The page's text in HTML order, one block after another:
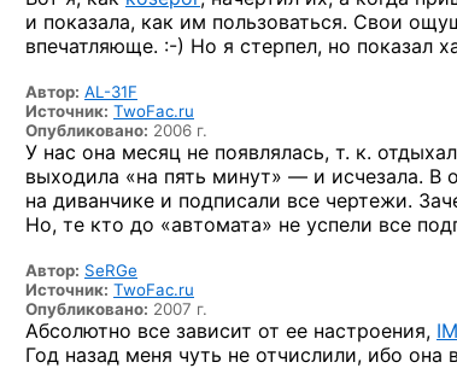
и показала, как им пользоваться. Свои
впечатляюще. :-) Но я стерпел, но показал
Автор: AL-31F
Источник: TwoFac.ru
Опубликовано: 2006 г.
У нас она месяц не появлялась, т. к.
выходила «на пять минут» — и исчезала. В
на диванчике и подписали все чертежи.
Но, те кто до «автомата» не успели все
Автор: SeRGe
Источник: TwoFac.ru
Опубликовано: 2007 г.
Абсолютно все зависит от ее настроения,
Год назад меня чуть не отчислили, ибо она